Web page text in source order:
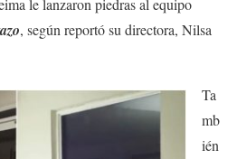
le lanzaron piedras al equipo
, según reportó su directora, Nilsa
Ta
mb
ién